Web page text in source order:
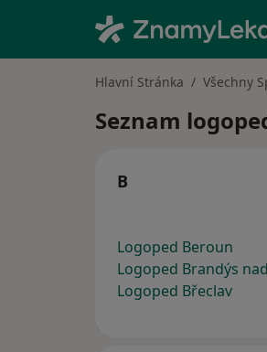
Hlavní Stránka Všechny
Seznam
B
Logoped Beroun
Logoped Brandýs
Logoped Břeclav